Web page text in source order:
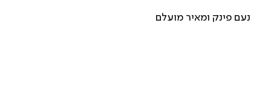
נעם פינק ומאיר מועלם